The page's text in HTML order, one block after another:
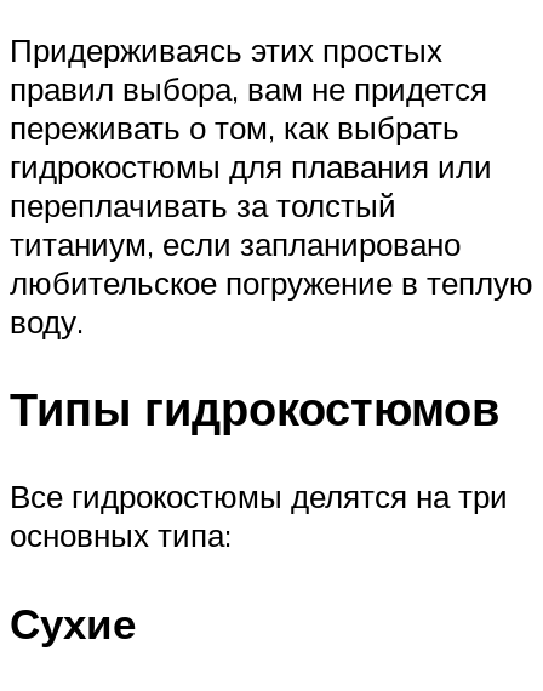
Придерживаясь этих простых
правил выбора, вам не придется
переживать о том, как выбрать
гидрокостюмы для плавания или
переплачивать за толстый
титаниум, если запланировано
любительское погружение в теплую
воду.
Типы гидрокостюмов
Все гидрокостюмы делятся на три
основных типа:
Сухие